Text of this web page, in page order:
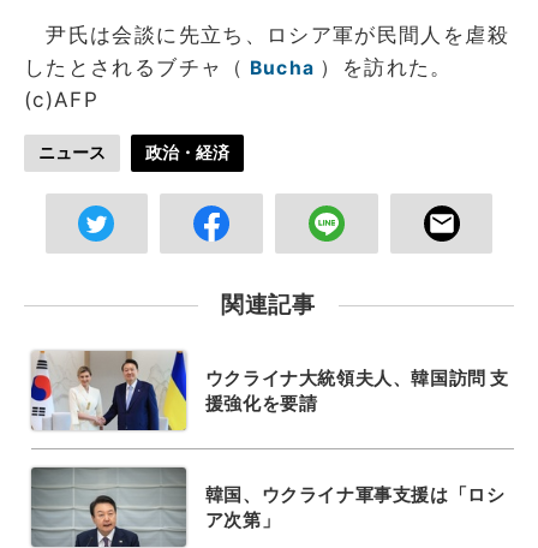
尹氏は会談に先立ち、ロシア軍が民間人を虐殺
したとされるブチャ（ Bucha ）を訪れた。
(c)AFP
ニュース 政治・経済
関連記事
ウクライナ大統領夫人、韓国訪問 支
援強化を要請
韓国、ウクライナ軍事支援は「ロシ
ア次第」